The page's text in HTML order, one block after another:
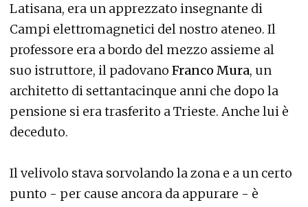
Latisana, era un apprezzato insegnante di
Campi elettromagnetici del nostro ateneo. Il
professore era a bordo del mezzo assieme al
suo istruttore, il padovano Franco Mura, un
architetto di settantacinque anni che dopo la
pensione si era trasferito a Trieste. Anche lui è
deceduto.
Il velivolo stava sorvolando la zona e a un certo
punto - per cause ancora da appurare - è